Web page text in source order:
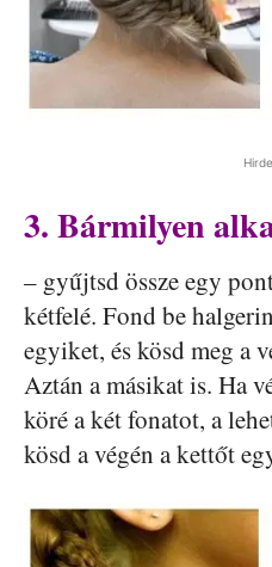
3. Bármilyen
– gyűjtsd össze egy
kétfelé. Fond be
egyiket, és kösd meg a
Aztán a másikat is. Ha
köré a két fonatot, a
kösd a végén a kettőt